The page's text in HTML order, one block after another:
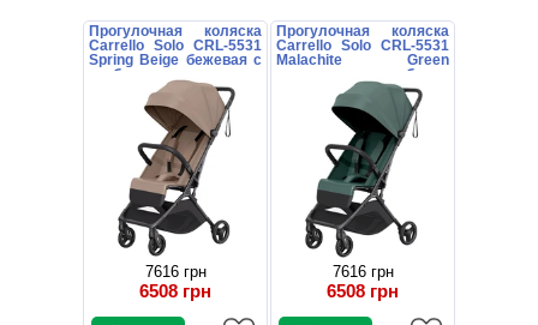
Прогулочная коляска
Carrello Solo CRL-5531
Spring Beige бежевая с
глубоким капюшоном
7616 грн
6508 грн
Прогулочная коляска
Carrello Solo CRL-5531
Malachite Green
зеленая с глубоким
капюшоном
7616 грн
6508 грн